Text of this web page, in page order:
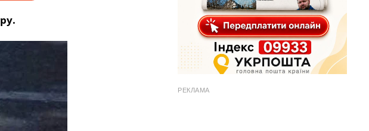
РЕКЛАМА